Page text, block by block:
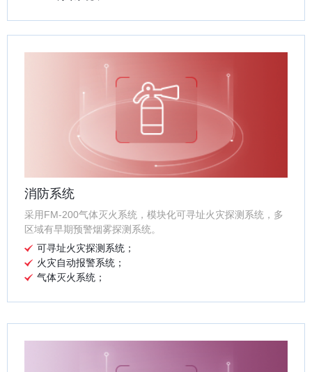
消防系统
采用FM-200气体灭火系统，模块化可寻址火灾探测系统，多
区域有早期预警烟雾探测系统。
可寻址火灾探测系统；
火灾自动报警系统；
气体灭火系统；